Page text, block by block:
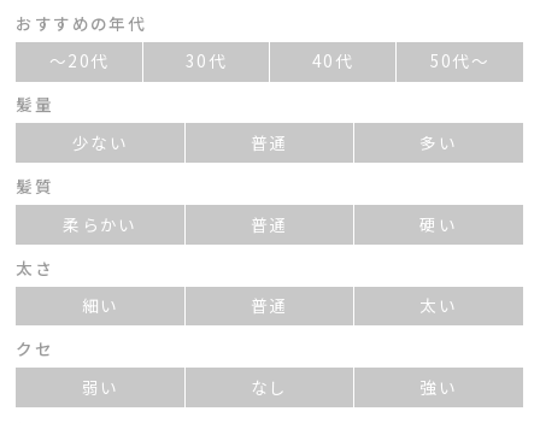
おすすめの年代
～20代
30代 40代
50代～
髪量
少ない
普通
多い
髪質
柔らかい
普通
硬い
太さ
細い
普通
太い
クセ
弱い
なし
強い